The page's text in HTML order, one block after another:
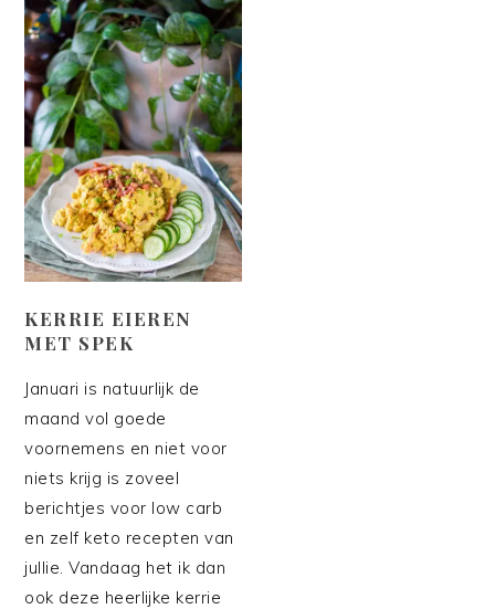
KERRIE EIEREN
MET SPEK
Januari is natuurlijk de
maand vol goede
voornemens en niet voor
niets krijg is zoveel
berichtjes voor low carb
en zelf keto recepten van
jullie. Vandaag het ik dan
ook deze heerlijke kerrie